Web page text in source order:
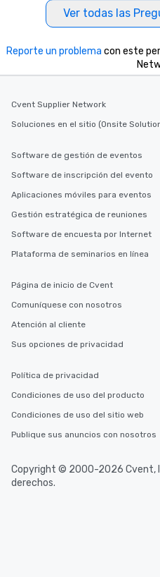
Ver todas las
Reporte un problema con este
Cvent Supplier Network
Soluciones en el sitio (Onsite
Software de gestión de eventos
Software de inscripción del evento
Aplicaciones móviles para eventos
Gestión estratégica de reuniones
Software de encuesta por Internet
Plataforma de seminarios en línea
Página de inicio de Cvent
Comuníquese con nosotros
Atención al cliente
Sus opciones de privacidad
Política de privacidad
Condiciones de uso del producto
Condiciones de uso del sitio web
Publique sus anuncios con nosotros
Copyright © 2000-2026 Cvent,
derechos.